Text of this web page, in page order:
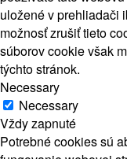
uložené v prehliadači
možnosť zrušiť tieto
súborov cookie však
týchto stránok.
Necessary
Necessary
Vždy zapnuté
Potrebné cookies sú